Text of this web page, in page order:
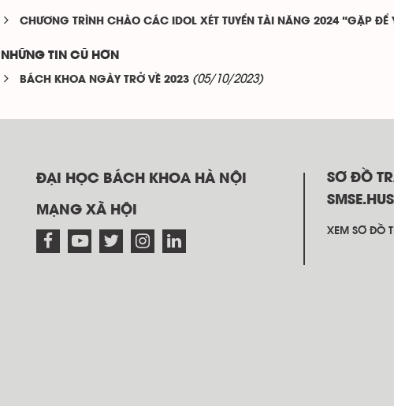
CHƯƠNG TRÌNH CHÀO CÁC IDOL XÉT TUYỂN TÀI NĂNG 2024 “GẶP ĐỂ
NHỮNG TIN CŨ HƠN
BÁCH KHOA NGÀY TRỞ VỀ 2023 (05/10/2023)
ĐẠI HỌC BÁCH KHOA HÀ NỘI
MẠNG XÃ HỘI
SƠ ĐỒ
XEM SƠ ĐỒ